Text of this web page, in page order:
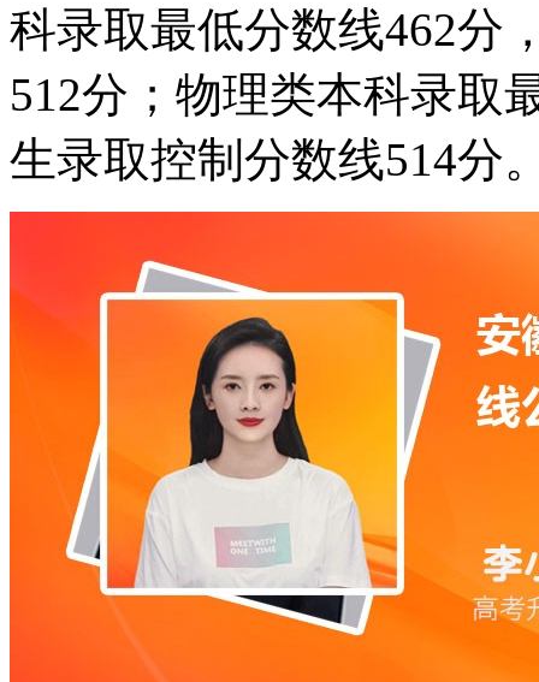
科录取最低分数线462分
512分；物理类本科录取
生录取控制分数线514分